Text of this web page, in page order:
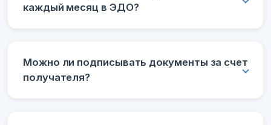
каждый месяц в ЭДО?
Можно ли подписывать документы за счет
получателя?